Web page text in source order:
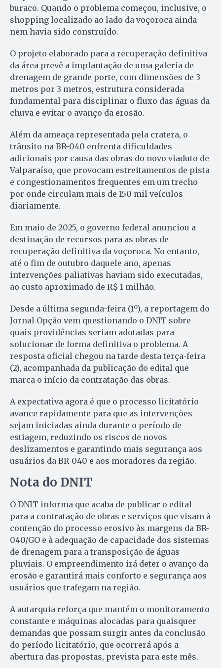
buraco. Quando o problema começou, inclusive, o
shopping localizado ao lado da voçoroca ainda
nem havia sido construído.
O projeto elaborado para a recuperação definitiva
da área prevê a implantação de uma galeria de
drenagem de grande porte, com dimensões de 3
metros por 3 metros, estrutura considerada
fundamental para disciplinar o fluxo das águas da
chuva e evitar o avanço da erosão.
Além da ameaça representada pela cratera, o
trânsito na BR-040 enfrenta dificuldades
adicionais por causa das obras do novo viaduto de
Valparaíso, que provocam estreitamentos de pista
e congestionamentos frequentes em um trecho
por onde circulam mais de 150 mil veículos
diariamente.
Em maio de 2025, o governo federal anunciou a
destinação de recursos para as obras de
recuperação definitiva da voçoroca. No entanto,
até o fim de outubro daquele ano, apenas
intervenções paliativas haviam sido executadas,
ao custo aproximado de R$ 1 milhão.
Desde a última segunda-feira (1º), a reportagem do
Jornal Opção vem questionando o DNIT sobre
quais providências seriam adotadas para
solucionar de forma definitiva o problema. A
resposta oficial chegou na tarde desta terça-feira
(2), acompanhada da publicação do edital que
marca o início da contratação das obras.
A expectativa agora é que o processo licitatório
avance rapidamente para que as intervenções
sejam iniciadas ainda durante o período de
estiagem, reduzindo os riscos de novos
deslizamentos e garantindo mais segurança aos
usuários da BR-040 e aos moradores da região.
Nota do DNIT
O DNIT informa que acaba de publicar o edital
para a contratação de obras e serviços que visam à
contenção do processo erosivo às margens da BR-
040/GO e à adequação de capacidade dos sistemas
de drenagem para a transposição de águas
pluviais. O empreendimento irá deter o avanço da
erosão e garantirá mais conforto e segurança aos
usuários que trafegam na região.
A autarquia reforça que mantém o monitoramento
constante e máquinas alocadas para quaisquer
demandas que possam surgir antes da conclusão
do período licitatório, que ocorrerá após a
abertura das propostas, prevista para este mês.